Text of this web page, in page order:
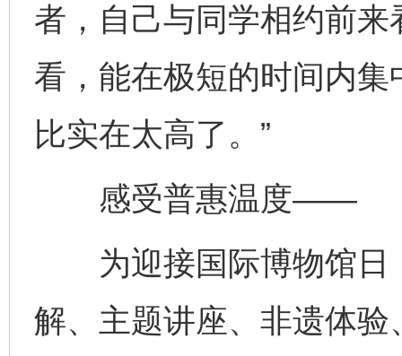
者，自己与同学相约前来
看，能在极短的时间内
比实在太高了。”
感受普惠温度——
为迎接国际博物馆日
解、主题讲座、非遗体